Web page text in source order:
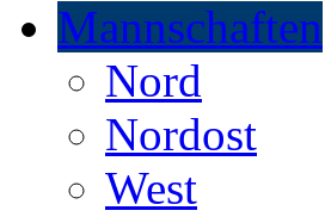
Mannschaften
Nord
Nordost
West